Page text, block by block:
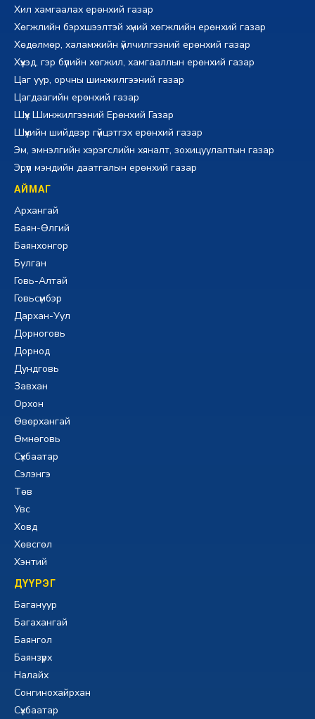
Хил хамгаалах ерөнхий газар
Хөгжлийн бэрхшээлтэй хүний хөгжлийн ерөнхий газар
Хөдөлмөр, халамжийн үйлчилгээний ерөнхий газар
Хүүхэд, гэр бүлийн хөгжил, хамгааллын ерөнхий газар
Цаг уур, орчны шинжилгээний газар
Цагдаагийн ерөнхий газар
Шүүх Шинжилгээний Ерөнхий Газар
Шүүхийн шийдвэр гүйцэтгэх ерөнхий газар
Эм, эмнэлгийн хэрэгслийн хяналт, зохицуулалтын газар
Эрүүл мэндийн даатгалын ерөнхий газар
АЙМАГ
Архангай
Баян-Өлгий
Баянхонгор
Булган
Говь-Алтай
Говьсүмбэр
Дархан-Уул
Дорноговь
Дорнод
Дундговь
Завхан
Орхон
Өвөрхангай
Өмнөговь
Сүхбаатар
Сэлэнгэ
Төв
Увс
Ховд
Хөвсгөл
Хэнтий
ДҮҮРЭГ
Багануур
Багахангай
Баянгол
Баянзүрх
Налайх
Сонгинохайрхан
Сүхбаатар